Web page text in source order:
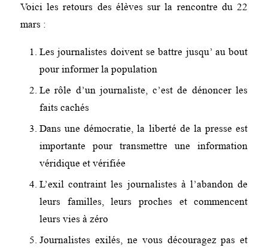
Voici les retours des élèves sur la rencontre du 22
mars :
Les journalistes doivent se battre jusqu’ au bout
pour informer la population
Le rôle d’un journaliste, c’est de dénoncer les
faits cachés
Dans une démocratie, la liberté de la presse est
importante pour transmettre une information
véridique et vérifiée
L’exil contraint les journalistes à l’abandon de
leurs familles, leurs proches et commencent
leurs vies à zéro
Journalistes exilés, ne vous découragez pas et